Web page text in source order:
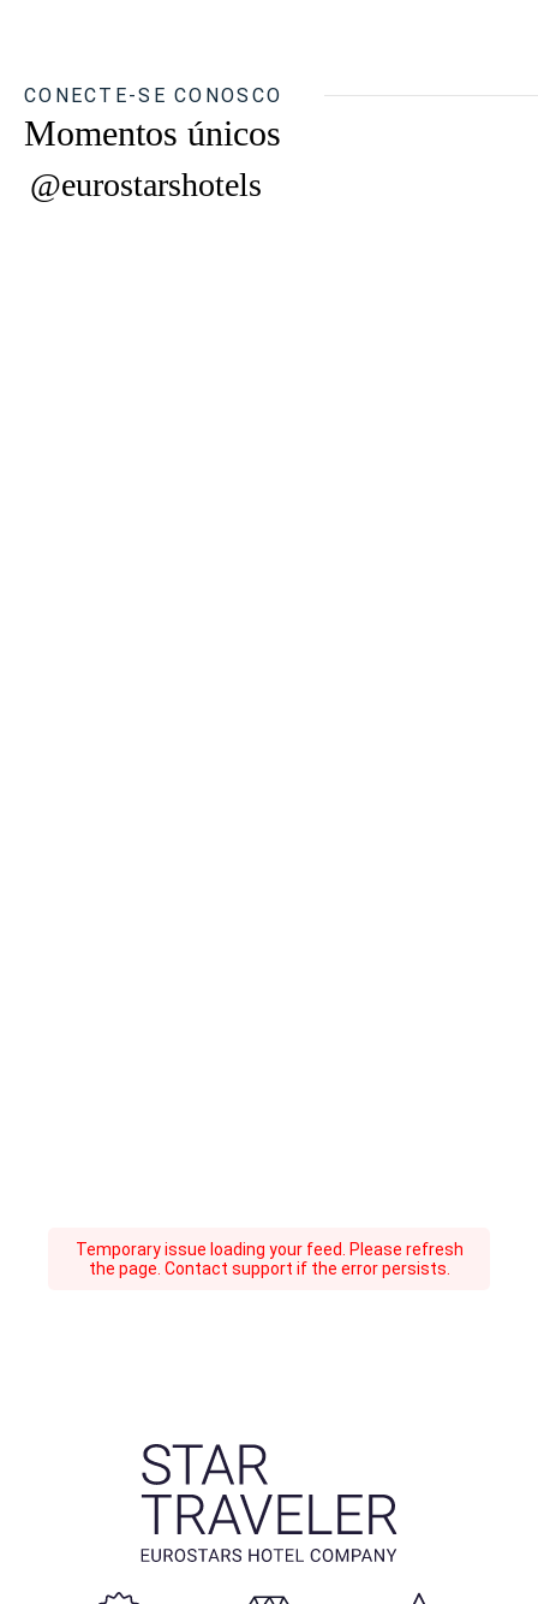
CONECTE-SE CONOSCO
Momentos únicos
@eurostarshotels
Temporary issue loading your feed. Please refresh
the page. Contact support if the error persists.